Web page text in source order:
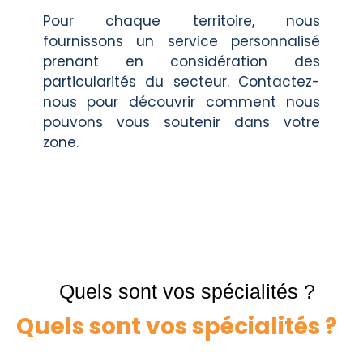
Pour chaque territoire, nous
fournissons un service personnalisé
prenant en considération des
particularités du secteur. Contactez-
nous pour découvrir comment nous
pouvons vous soutenir dans votre
zone.
Quels sont vos spécialités ?
Quels sont vos spécialités ?